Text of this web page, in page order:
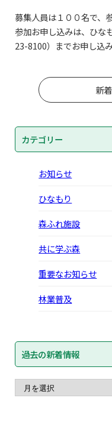
募集人員は１００名で、
参加お申し込みは、ひな
23-8100）までお申し込み
新
カテゴリー
お知らせ
ひなもり
森ふれ施設
共に学ぶ森
重要なお知らせ
林業普及
過去の新着情報